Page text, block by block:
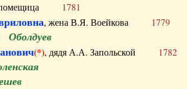
1781
, жена В.Я. Воейкова 1779
(*), дядя А.А. Запольской 1782